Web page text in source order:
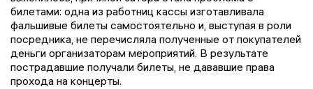
билетами: одна из работниц кассы изготавливала
фальшивые билеты самостоятельно и, выступая в роли
посредника, не перечисляла полученные от покупателей
деньги организаторам мероприятий. В результате
пострадавшие получали билеты, не дававшие права
прохода на концерты.